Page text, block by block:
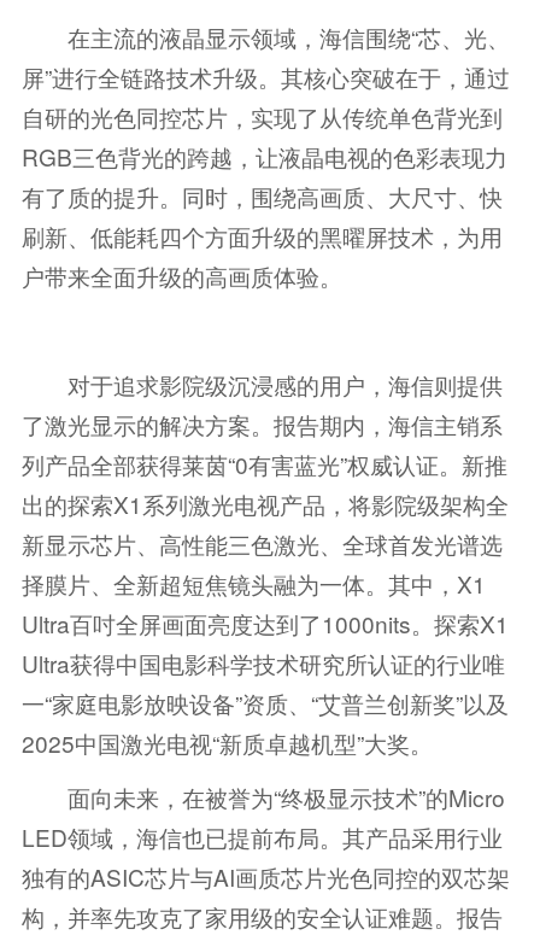
在主流的液晶显示领域，海信围绕“芯、光、
屏”进行全链路技术升级。其核心突破在于，通过
自研的光色同控芯片，实现了从传统单色背光到
RGB三色背光的跨越，让液晶电视的色彩表现力
有了质的提升。同时，围绕高画质、大尺寸、快
刷新、低能耗四个方面升级的黑曜屏技术，为用
户带来全面升级的高画质体验。
对于追求影院级沉浸感的用户，海信则提供
了激光显示的解决方案。报告期内，海信主销系
列产品全部获得莱茵“0有害蓝光”权威认证。新推
出的探索X1系列激光电视产品，将影院级架构全
新显示芯片、高性能三色激光、全球首发光谱选
择膜片、全新超短焦镜头融为一体。其中，X1
Ultra百吋全屏画面亮度达到了1000nits。探索X1
Ultra获得中国电影科学技术研究所认证的行业唯
一“家庭电影放映设备”资质、“艾普兰创新奖”以及
2025中国激光电视“新质卓越机型”大奖。
面向未来，在被誉为“终极显示技术”的Micro
LED领域，海信也已提前布局。其产品采用行业
独有的ASIC芯片与AI画质芯片光色同控的双芯架
构，并率先攻克了家用级的安全认证难题。报告